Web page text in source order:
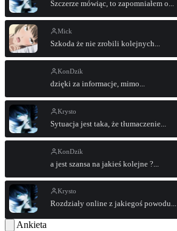
Szczerze mówiąc, to zapomniałem o...
Mick
Szkoda że nie zrobili kolejnych...
KonDzik
dzięki za informacje, mimo...
Krysto
Sytuacja jest taka, że tłumaczenie...
KonDzik
a jest szansa na jakieś kolejne ?...
Krysto
Rozdziały online z jakiegoś powodu...
Ankieta